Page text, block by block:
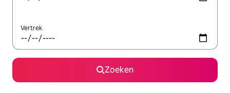
Vertrek
Zoeken